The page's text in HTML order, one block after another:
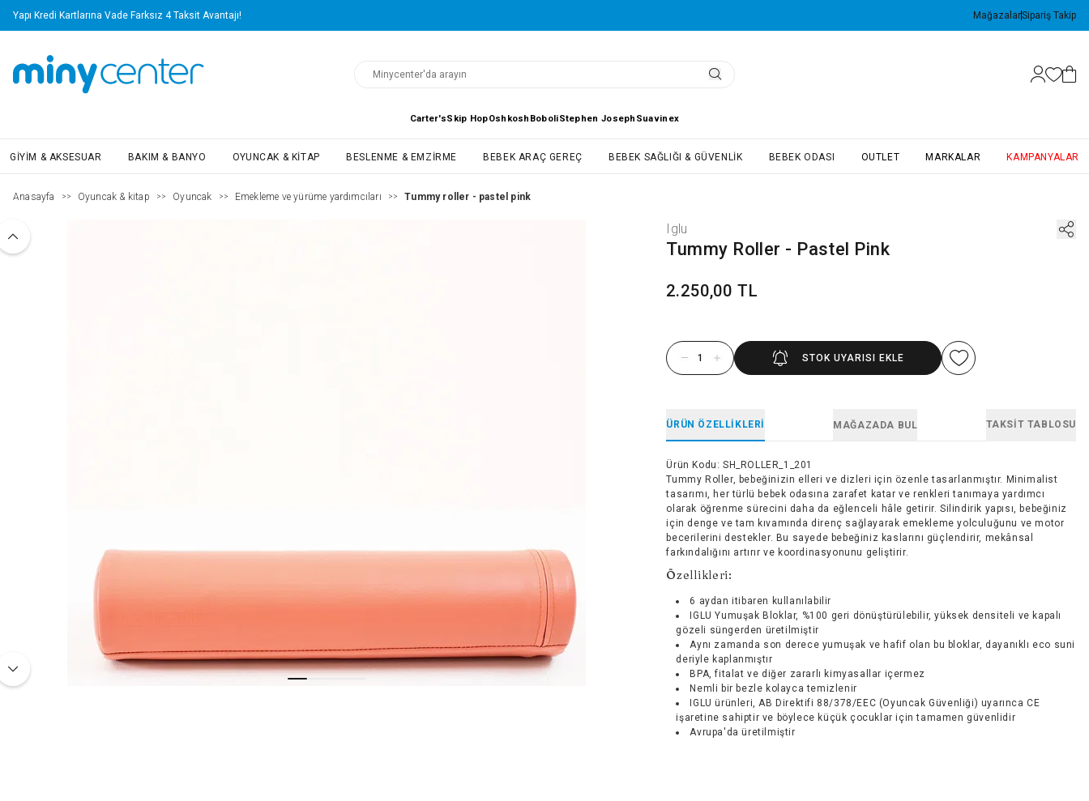
Yapı Kredi Kartlarına Vade Farksız 4 Taksit Avantajı! MağazalarSipariş Takip
Carter'sSkip HopOshkosh BoboliStephen Joseph Suavinex
GIYIM & AKSESUAR BAKIM & BANYO OYUNCAK & KITAP BESLENME & EMZIRME BEBEK ARAÇ GEREÇ BEBEK SAĞLIĞI & GÜVENLIK BEBEK ODASI OUTLET MARKALAR KAMPANYALAR
Anasayfa >> Oyuncak & kitap >> Oyuncak >> Emekleme ve yürüme yardımcıları >> Tummy roller - pastel pink
Iglu
Tummy Roller - Pastel Pink
2.250,00 TL
STOK UYARISI EKLE
ÜRÜN ÖZELLIKLERI MAĞAZADA BUL TAKSIT TABLOSU
Ürün Kodu : SH_ROLLER_1_201
Tummy Roller, bebeğinizin elleri ve dizleri için özenle tasarlanmıştır. Minimalist
tasarımı, her türlü bebek odasına zarafet katar ve renkleri tanımaya yardımcı
olarak öğrenme sürecini daha da eğlenceli hâle getirir. Silindirik yapısı, bebeğiniz
için denge ve tam kıvamında direnç sağlayarak emekleme yolculuğunu ve motor
becerilerini destekler. Bu sayede bebeğiniz kaslarını güçlendirir, mekânsal
farkındalığını artırır ve koordinasyonunu geliştirir.
Özellikleri:
6 aydan itibaren kullanılabilir
IGLU Yumuşak Bloklar, %100 geri dönüştürülebilir, yüksek densiteli ve kapalı
gözeli süngerden üretilmiştir
Aynı zamanda son derece yumuşak ve hafif olan bu bloklar, dayanıklı eco suni
deriyle kaplanmıştır
BPA, fitalat ve diğer zararlı kimyasallar içermez
Nemli bir bezle kolayca temizlenir
IGLU ürünleri, AB Direktifi 88/378/EEC (Oyuncak Güvenliği) uyarınca CE
işaretine sahiptir ve böylece küçük çocuklar için tamamen güvenlidir
Avrupa'da üretilmiştir